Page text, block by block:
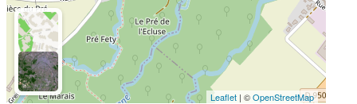
Leaflet| ©OpenStreetMap